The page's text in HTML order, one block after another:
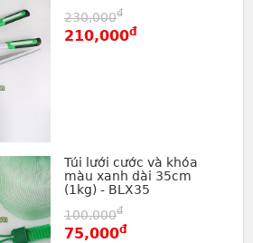
230,000đ
210,000đ
Túi lưới cước và khóa
màu xanh dài 35cm
(1kg) - BLX35
100,000đ
75,000đ